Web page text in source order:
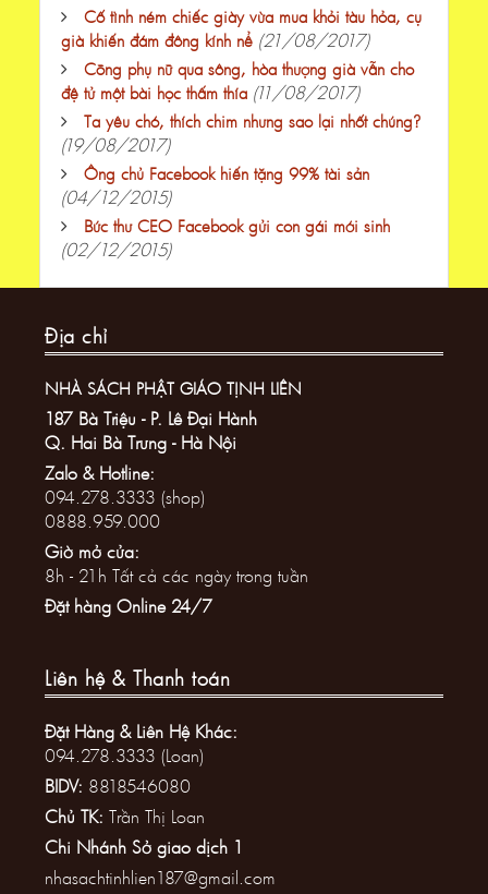
Cố tình ném chiếc giày vừa mua khỏi tàu hỏa, cụ
già khiến đám đông kính nể (21/08/2017)
Cõng phụ nữ qua sông, hòa thượng già vẫn cho
đệ tử một bài học thấm thía (11/08/2017)
Ta yêu chó, thích chim nhưng sao lại nhốt chúng?
(19/08/2017)
Ông chủ Facebook hiến tặng 99% tài sản
(04/12/2015)
Bức thư CEO Facebook gửi con gái mới sinh
(02/12/2015)
Địa chỉ
NHÀ SÁCH PHẬT GIÁO TỊNH LIÊN
187 Bà Triệu - P. Lê Đại Hành
Q. Hai Bà Trưng - Hà Nội
Zalo & Hotline:
094.278.3333 (shop)
0888.959.000
Giờ mở cửa:
8h - 21h Tất cả các ngày trong tuần
Đặt hàng Online 24/7
Liên hệ & Thanh toán
Đặt Hàng & Liên Hệ Khác:
094.278.3333 (Loan)
BIDV: 8818546080
Chủ TK: Trần Thị Loan
Chi Nhánh Sở giao dịch 1
nhasachtinhlien187@gmail.com